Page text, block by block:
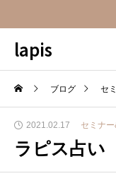
lapis
ブログ セ
2021.02.17 セミナ
ラピス占い